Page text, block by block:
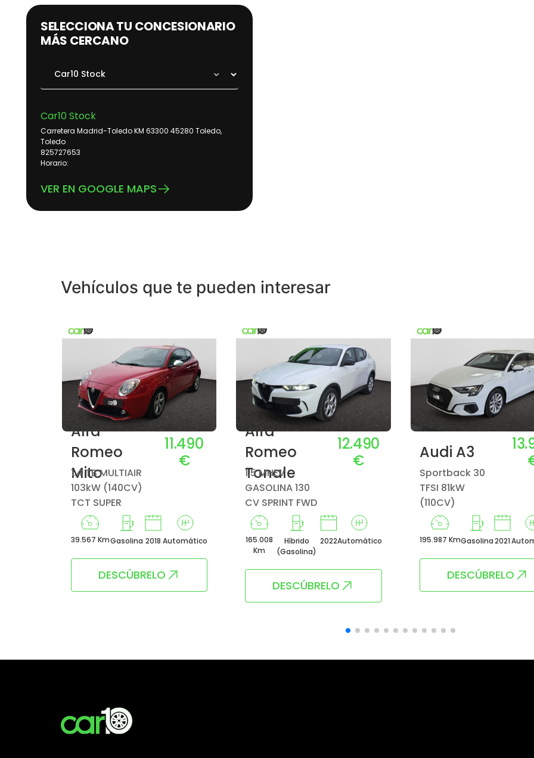
SELECCIONA TU CONCESIONARIO
MÁS CERCANO
Car10 Stock
Carretera Madrid-Toledo KM 63300 45280 Toledo,
Toledo
825727653
Horario:
VER EN GOOGLE MAPS
Vehículos que te pueden interesar
Alfa
Romeo
Mito
1.4 TB MULTIAIR
103kW (140CV)
TCT SUPER
11.490
€
39.567 KmGasolina 2018 Automático
DESCÚBRELO
Alfa
Romeo
Tonale
1.5 MHEV
GASOLINA 130
CV SPRINT FWD
12.490
€
165.008
Km
Híbrido
(Gasolina)
2022Automático
DESCÚBRELO
Audi A3
Sportback 30
TFSI 81kW
(110CV)
195.987 KmGasolina2021
DESCÚBRELO